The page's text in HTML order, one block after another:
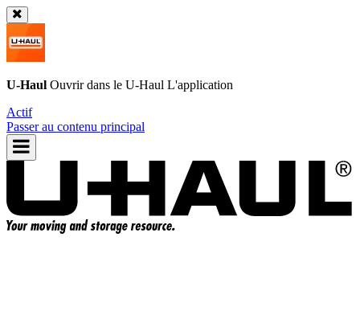
U-Haul Ouvrir dans le U-Haul L'application
Actif
Passer au contenu principal